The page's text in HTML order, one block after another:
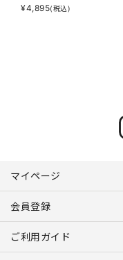
¥4,895(税込)
マイページ
会員登録
ご利用ガイド